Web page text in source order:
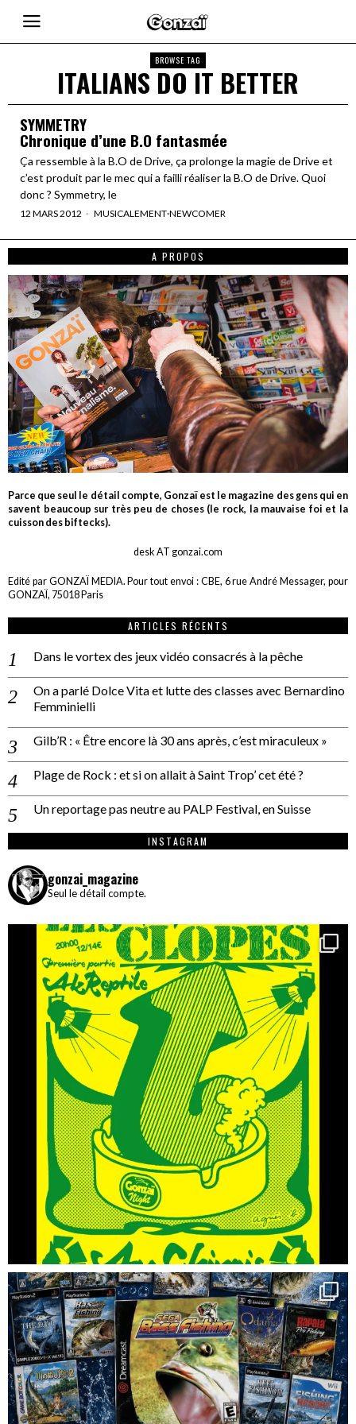
BROWSE TAG
ITALIANS DO IT BETTER
SYMMETRY
Chronique d’une B.O fantasmée
Ça ressemble à la B.O de Drive, ça prolonge la magie de Drive et
c’est produit par le mec qui a failli réaliser la B.O de Drive. Quoi
donc ? Symmetry, le
12 MARS 2012 MUSICALEMENT·NEWCOMER
A PROPOS
Parce que seul le détail compte, Gonzaï est le magazine des gens qui en
savent beaucoup sur très peu de choses (le rock, la mauvaise foi et la
cuisson des biftecks).
desk AT gonzai.com
Edité par GONZAÏ MEDIA. Pour tout envoi : CBE, 6 rue André Messager, pour
GONZAÏ, 75018 Paris
ARTICLES RÉCENTS
Dans le vortex des jeux vidéo consacrés à la pêche
On a parlé Dolce Vita et lutte des classes avec Bernardino
Femminielli
Gilb’R : « Être encore là 30 ans après, c’est miraculeux »
Plage de Rock : et si on allait à Saint Trop’ cet été ?
Un reportage pas neutre au PALP Festival, en Suisse
INSTAGRAM
gonzai_magazine
Seul le détail compte.